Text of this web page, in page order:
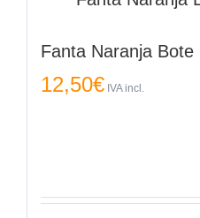
Fanta Naranja Bote
12,50€ IVA incl.